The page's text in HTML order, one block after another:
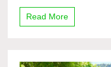
Read More